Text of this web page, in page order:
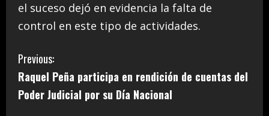
el suceso dejó en evidencia la falta de
control en este tipo de actividades.
C
o
Previous:
Raquel Peña participa en rendición de cuentas del
Poder Judicial por su Día Nacional